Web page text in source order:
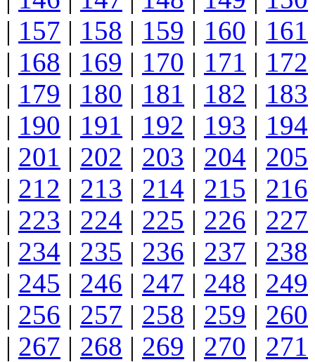
| 157 | 158 | 159 | 160 | 161
| 168 | 169 | 170 | 171 | 172
| 179 | 180 | 181 | 182 | 183
| 190 | 191 | 192 | 193 | 194
| 201 | 202 | 203 | 204 | 205
| 212 | 213 | 214 | 215 | 216
| 223 | 224 | 225 | 226 | 227
| 234 | 235 | 236 | 237 | 238
| 245 | 246 | 247 | 248 | 249
| 256 | 257 | 258 | 259 | 260
| 267 | 268 | 269 | 270 | 271